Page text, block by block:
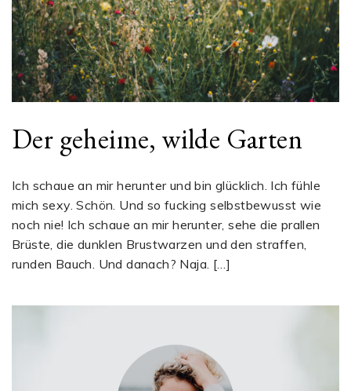
Der geheime, wilde Garten
Ich schaue an mir herunter und bin glücklich. Ich fühle
mich sexy. Schön. Und so fucking selbstbewusst wie
noch nie! Ich schaue an mir herunter, sehe die prallen
Brüste, die dunklen Brustwarzen und den straffen,
runden Bauch. Und danach? Naja. […]